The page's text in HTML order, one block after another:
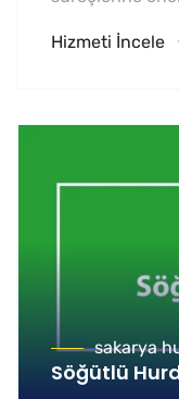
Hizmeti İncele
sakarya
Söğütlü